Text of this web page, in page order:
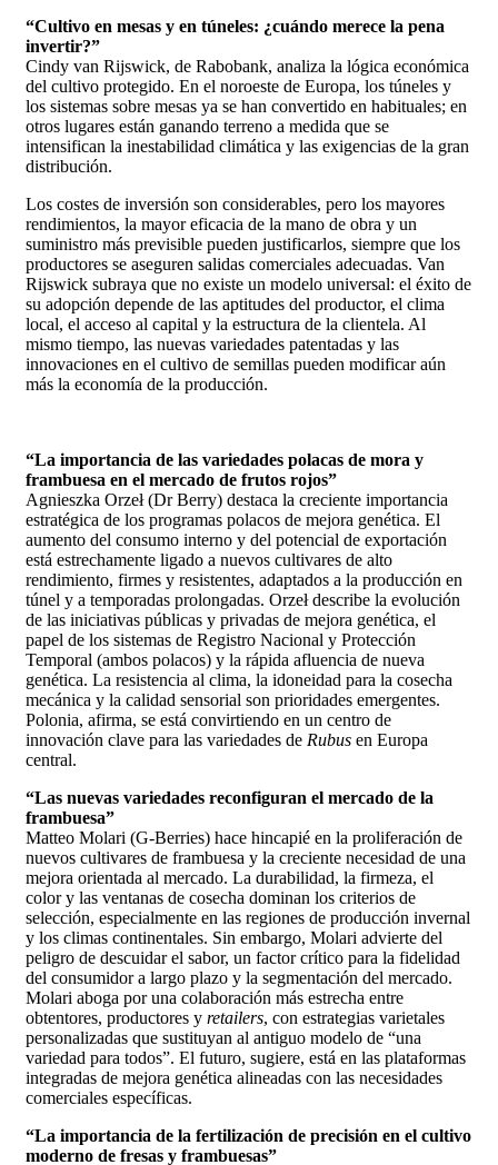
“Cultivo en mesas y en túneles: ¿cuándo merece la pena
invertir?”
Cindy van Rijswick, de Rabobank, analiza la lógica económica
del cultivo protegido. En el noroeste de Europa, los túneles y
los sistemas sobre mesas ya se han convertido en habituales; en
otros lugares están ganando terreno a medida que se
intensifican la inestabilidad climática y las exigencias de la gran
distribución.
Los costes de inversión son considerables, pero los mayores
rendimientos, la mayor eficacia de la mano de obra y un
suministro más previsible pueden justificarlos, siempre que los
productores se aseguren salidas comerciales adecuadas. Van
Rijswick subraya que no existe un modelo universal: el éxito de
su adopción depende de las aptitudes del productor, el clima
local, el acceso al capital y la estructura de la clientela. Al
mismo tiempo, las nuevas variedades patentadas y las
innovaciones en el cultivo de semillas pueden modificar aún
más la economía de la producción.
“La importancia de las variedades polacas de mora y
frambuesa en el mercado de frutos rojos”
Agnieszka Orzeł (Dr Berry) destaca la creciente importancia
estratégica de los programas polacos de mejora genética. El
aumento del consumo interno y del potencial de exportación
está estrechamente ligado a nuevos cultivares de alto
rendimiento, firmes y resistentes, adaptados a la producción en
túnel y a temporadas prolongadas. Orzeł describe la evolución
de las iniciativas públicas y privadas de mejora genética, el
papel de los sistemas de Registro Nacional y Protección
Temporal (ambos polacos) y la rápida afluencia de nueva
genética. La resistencia al clima, la idoneidad para la cosecha
mecánica y la calidad sensorial son prioridades emergentes.
Polonia, afirma, se está convirtiendo en un centro de
innovación clave para las variedades de Rubus en Europa
central.
“Las nuevas variedades reconfiguran el mercado de la
frambuesa”
Matteo Molari (G-Berries) hace hincapié en la proliferación de
nuevos cultivares de frambuesa y la creciente necesidad de una
mejora orientada al mercado. La durabilidad, la firmeza, el
color y las ventanas de cosecha dominan los criterios de
selección, especialmente en las regiones de producción invernal
y los climas continentales. Sin embargo, Molari advierte del
peligro de descuidar el sabor, un factor crítico para la fidelidad
del consumidor a largo plazo y la segmentación del mercado.
Molari aboga por una colaboración más estrecha entre
obtentores, productores y retailers, con estrategias varietales
personalizadas que sustituyan al antiguo modelo de “una
variedad para todos”. El futuro, sugiere, está en las plataformas
integradas de mejora genética alineadas con las necesidades
comerciales específicas.
“La importancia de la fertilización de precisión en el cultivo
moderno de fresas y frambuesas”